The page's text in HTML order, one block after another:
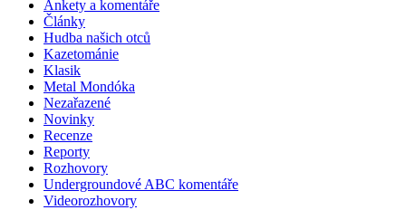
Ankety a komentáře
Články
Hudba našich otců
Kazetománie
Klasik
Metal Mondóka
Nezařazené
Novinky
Recenze
Reporty
Rozhovory
Undergroundové ABC komentáře
Videorozhovory